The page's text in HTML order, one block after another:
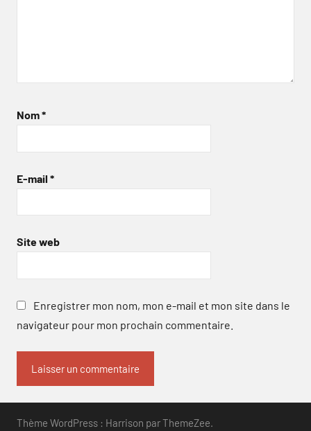
Nom*
E-mail *
Site web
Enregistrer mon nom, mon e-mail et mon site dans le
navigateur pour mon prochain commentaire.
Thème WordPress : Harrison par ThemeZee.